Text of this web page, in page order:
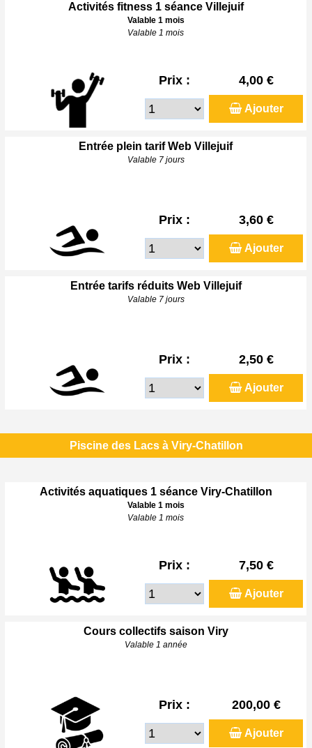
Activités fitness 1 séance Villejuif
Valable 1 mois
Valable 1 mois
Prix : 4,00 €
Ajouter
Entrée plein tarif Web Villejuif
Valable 7 jours
Prix : 3,60 €
Ajouter
Entrée tarifs réduits Web Villejuif
Valable 7 jours
Prix : 2,50 €
Ajouter
Piscine des Lacs à Viry-Chatillon
Activités aquatiques 1 séance Viry-Chatillon
Valable 1 mois
Valable 1 mois
Prix : 7,50 €
Ajouter
Cours collectifs saison Viry
Valable 1 année
Prix : 200,00 €
Ajouter